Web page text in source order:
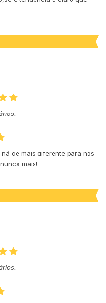
de mais diferente para nos
mais!